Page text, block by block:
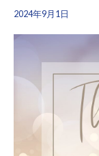
2024年9月1日